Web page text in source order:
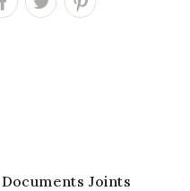
Documents Joints